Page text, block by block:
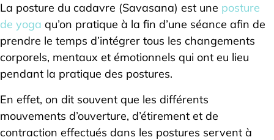
La posture du cadavre (Savasana) est une posture
de yoga qu’on pratique à la fin d’une séance afin de
prendre le temps d’intégrer tous les changements
corporels, mentaux et émotionnels qui ont eu lieu
pendant la pratique des postures.
En effet, on dit souvent que les différents
mouvements d’ouverture, d’étirement et de
contraction effectués dans les postures servent à